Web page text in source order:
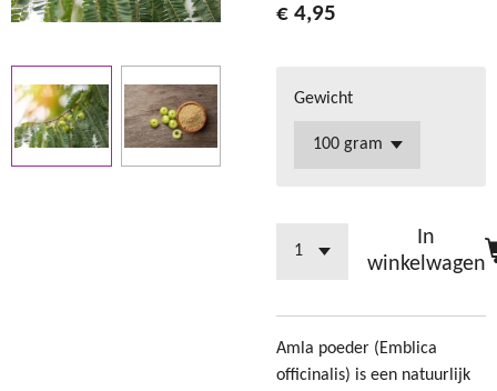
€ 4,95
Gewicht
In
winkelwagen
Amla poeder (Emblica
officinalis) is een natuurlijk